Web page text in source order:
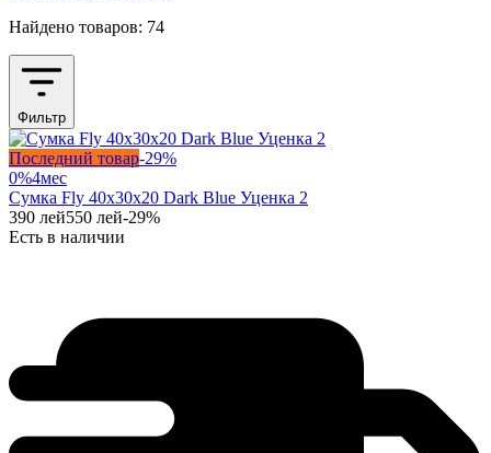
Найдено товаров: 74
Фильтр
Последний товар-29%
0%4мес
Сумка Fly 40x30x20 Dark Blue Уценка 2
390 лей550 лей-29%
Есть в наличии